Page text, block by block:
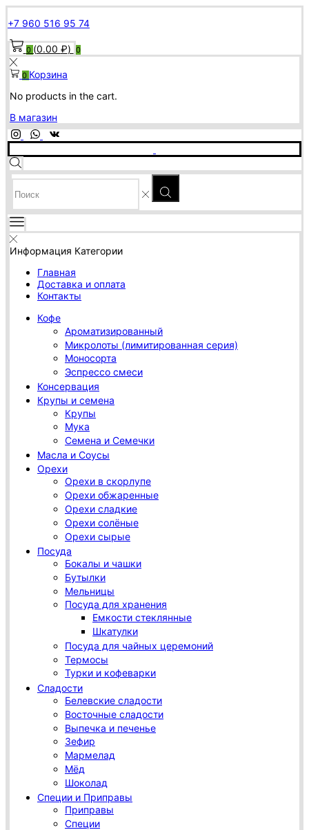
+7 960 516 95 74
0(0.00 ₽) 0
0 Корзина
No products in the cart.
В магазин
SEARCH
INPUT
Информация Категории
Главная
Доставка и оплата
Контакты
Кофе
Ароматизированный
Микролоты (лимитированная серия)
Моносорта
Эспрессо смеси
Консервация
Крупы и семена
Крупы
Мука
Семена и Семечки
Масла и Соусы
Орехи
Орехи в скорлупе
Орехи обжаренные
Орехи сладкие
Орехи солёные
Орехи сырые
Посуда
Бокалы и чашки
Бутылки
Мельницы
Посуда для хранения
Емкости стеклянные
Шкатулки
Посуда для чайных церемоний
Термосы
Турки и кофеварки
Сладости
Белевские сладости
Восточные сладости
Выпечка и печенье
Зефир
Мармелад
Мёд
Шоколад
Специи и Приправы
Приправы
Специи